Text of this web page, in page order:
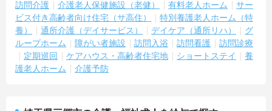
訪問介護 介護老人保健施設（老健） 有料老人ホーム
サー
ビス付き高齢者向け住宅（サ高住）
特別養護老人ホーム（特
養）
通所介護（デイサービス） デイケア（通所リハ）
グ
ループホーム
障がい者施設 訪問入浴 訪問看護
訪問診療
定期巡回
ケアハウス・高齢者住宅地 ショートステイ
養
護老人ホーム
介護予防